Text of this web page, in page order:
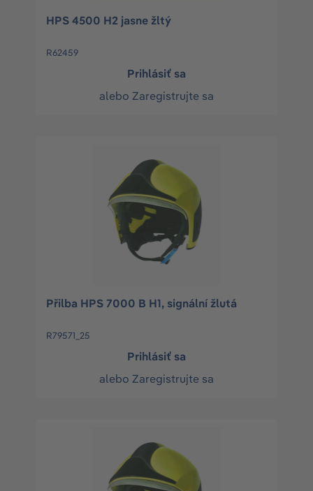
HPS 4500 H2 jasne žltý
R62459
Prihlásiť sa
alebo Zaregistrujte sa
Přilba HPS 7000 B H1, signální žlutá
R79571_25
Prihlásiť sa
alebo Zaregistrujte sa